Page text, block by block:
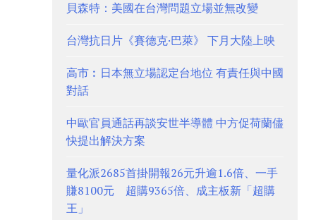
貝森特：美國在台灣問題立場並無改變
台灣抗日片《賽德克·巴萊》 下月大陸上映
高市︰日本無立場認定台地位 有責任與中國
對話
中歐官員通話再談安世半導體 中方促荷蘭儘
快提出解決方案
量化派2685首掛開報26元升逾1.6倍、一手
賺8100元 超購9365倍、成主板新「超購
王」